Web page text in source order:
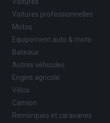
Voitures professionnelles
Motos
Equipement auto & moto
Bateaux
Autres véhicules
Engins agricole
Vélos
Camion
Remorques et caravanes